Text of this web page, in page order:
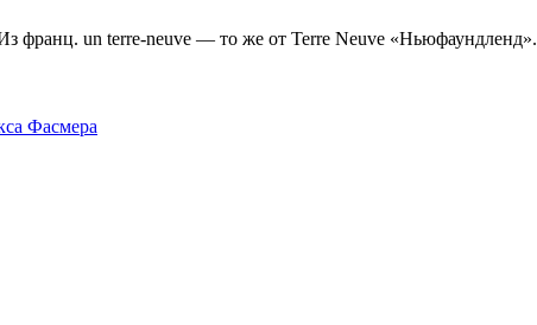
франц. un terre-neuve — то же от Теrrе Neuve «Ньюфаундленд».
Фасмера